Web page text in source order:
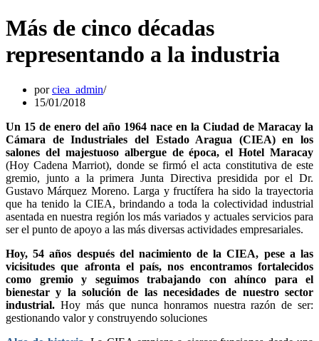
Más de cinco décadas
representando a la industria
porciea_admin
15/01/2018
Un 15 de enero del año 1964 nace en la Ciudad de Maracay la
Cámara de Industriales del Estado Aragua (CIEA) en los
salones del majestuoso albergue de época, el Hotel Maracay
(Hoy Cadena Marriot), donde se firmó el acta constitutiva de este
gremio, junto a la primera Junta Directiva presidida por el Dr.
Gustavo Márquez Moreno. Larga y fructífera ha sido la trayectoria
que ha tenido la CIEA, brindando a toda la colectividad industrial
asentada en nuestra región los más variados y actuales servicios para
ser el punto de apoyo a las más diversas actividades empresariales.
Hoy, 54 años después del nacimiento de la CIEA, pese a las
vicisitudes que afronta el país, nos encontramos fortalecidos
como gremio y seguimos trabajando con ahínco para el
bienestar y la solución de las necesidades de nuestro sector
industrial. Hoy más que nunca honramos nuestra razón de ser:
gestionando valor y construyendo soluciones